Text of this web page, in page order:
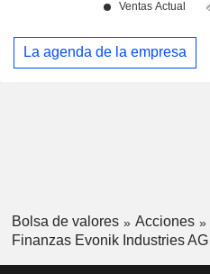
La agenda de la empresa
Bolsa de valores Acciones
Finanzas Evonik Industries AG